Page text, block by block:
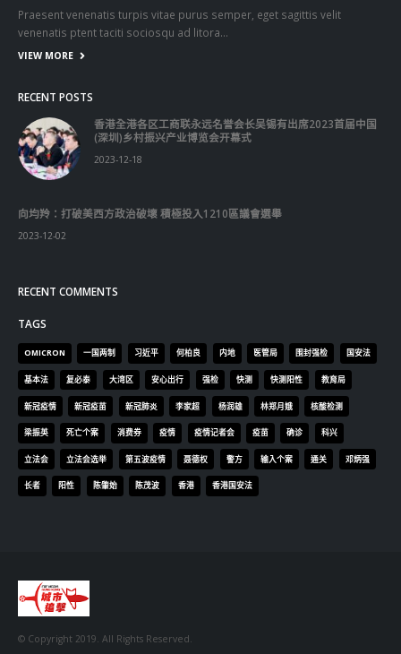
Praesent venenatis turpis vitae purus semper, eget sagittis velit
venenatis ptent taciti sociosqu ad litora…
VIEW MORE
RECENT POSTS
香港全港各区工商联永远名誉会长吴锡有出席2023首届中国
(深圳)乡村振兴产业博览会开幕式
2023-12-18
向均羚：打破美西方政治破壞 積極投入1210區議會選舉
2023-12-02
RECENT COMMENTS
TAGS
OMICRON 一国两制 习近平 何柏良 内地 医管局 围封强检 国安法
基本法 复必泰 大湾区 安心出行 强检 快测 快测阳性 教育局
新冠疫情 新冠疫苗 新冠肺炎 李家超 杨润雄 林郑月娥 核酸检测
梁振英 死亡个案 消费券 疫情 疫情记者会 疫苗 确诊 科兴
立法会 立法会选举 第五波疫情 聂德权 警方 输入个案 通关 邓炳强
长者 阳性 陈肇始 陈茂波 香港 香港国安法
© Copyright 2019. All Rights Reserved.